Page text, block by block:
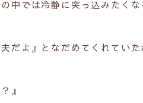
中では冷静に突っ込みたくな
だよ』となだめてくれていた
』